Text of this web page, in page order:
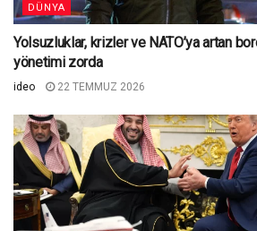
DÜNYA
Yolsuzluklar, krizler ve NATO’ya artan
yönetimi zorda
ideo 22 TEMMUZ 2026